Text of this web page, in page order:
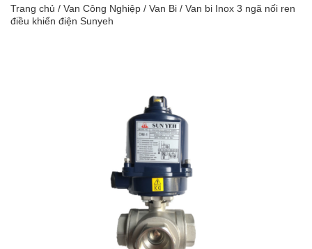
Trang chủ / Van Công Nghiệp / Van Bi / Van bi Inox 3 ngã nối ren
điều khiển điện Sunyeh